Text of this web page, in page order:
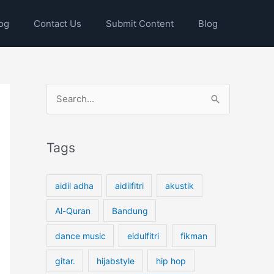
Contact Us Submit Content Blog
r
f
o
Tags
aidil adha aidilfitri akustik
Al-Quran Bandung
dance music eidulfitri fikman
gitar. hijabstyle hip hop